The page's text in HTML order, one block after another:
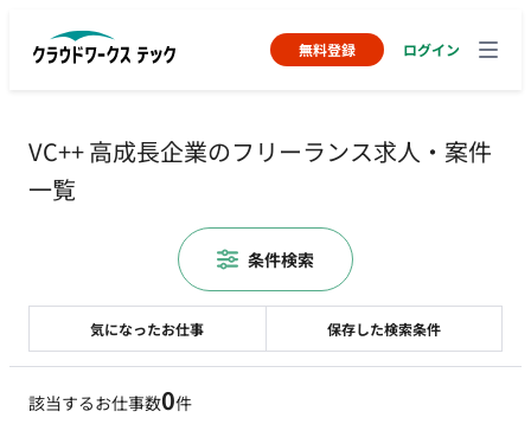
無料登録 ログイン
VC++ 高成長企業のフリーランス求人・案件
一覧
該当するお仕事数0件
気になったお仕事 保存した検索条件
条件検索